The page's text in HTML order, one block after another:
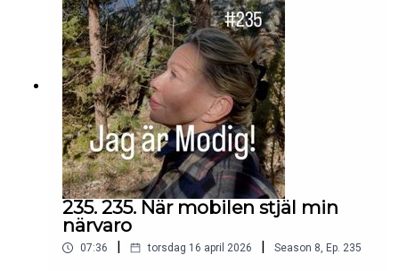
SoundsKontakt podcast:
jagarmodig@gmail.comFölj oss:
instagram.com/jagarmodig/
235. 235. När mobilen stjäl min
närvaro
07:36 | torsdag 16 april 2026 | Season 8, Ep. 235